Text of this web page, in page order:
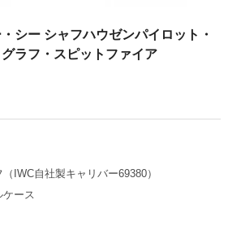
シー シャフハウゼンパイロット・
ラフ・スピットファイア
IWC自社製キャリバー69380）
ケース